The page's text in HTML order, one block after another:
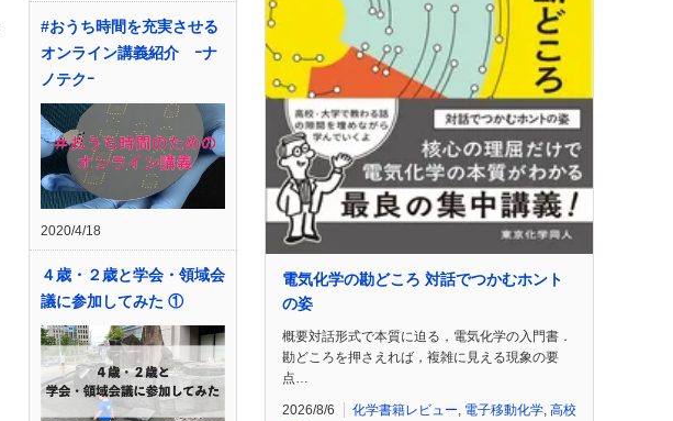
#おうち時間を充実させる
オンライン講義紹介 ｰナ
ノテクｰ
2020/4/18
４歳・２歳と学会・領域会
議に参加してみた ①
電気化学の勘どころ 対話でつかむホント
の姿
概要対話形式で本質に迫る，電気化学の入門書．
勘どころを押さえれば，複雑に見える現象の要
点…
2026/8/6 化学書籍レビュー 電子移動化学 高校